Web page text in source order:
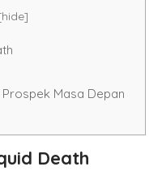
hide]
Masa Depan
Death